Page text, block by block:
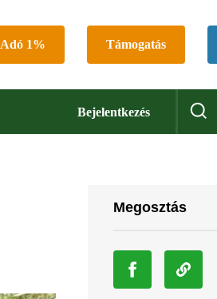
Adó 1% Támogatás
Bejelentkezés
Megosztás